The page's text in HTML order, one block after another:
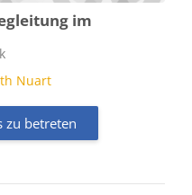
im
Nuart
zu betreten